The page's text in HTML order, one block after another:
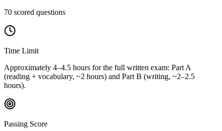
70 scored questions
Time Limit
Approximately 4–4.5 hours for the full written exam: Part A
(reading + vocabulary, ~2 hours) and Part B (writing, ~2–2.5
hours).
Passing Score